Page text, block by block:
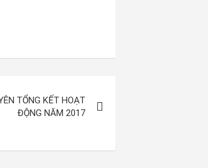
TỔNG KẾT HOẠT
ĐỘNG NĂM 2017